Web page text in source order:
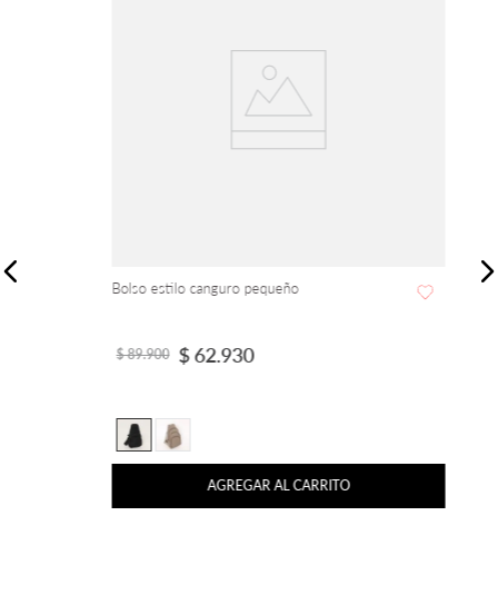
Bolso estilo canguro pequeño
.900 $62.930
AGREGAR AL CARRITO